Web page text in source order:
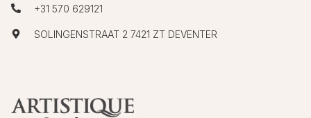
+31 570 629121
SOLINGENSTRAAT 2 7421 ZT DEVENTER